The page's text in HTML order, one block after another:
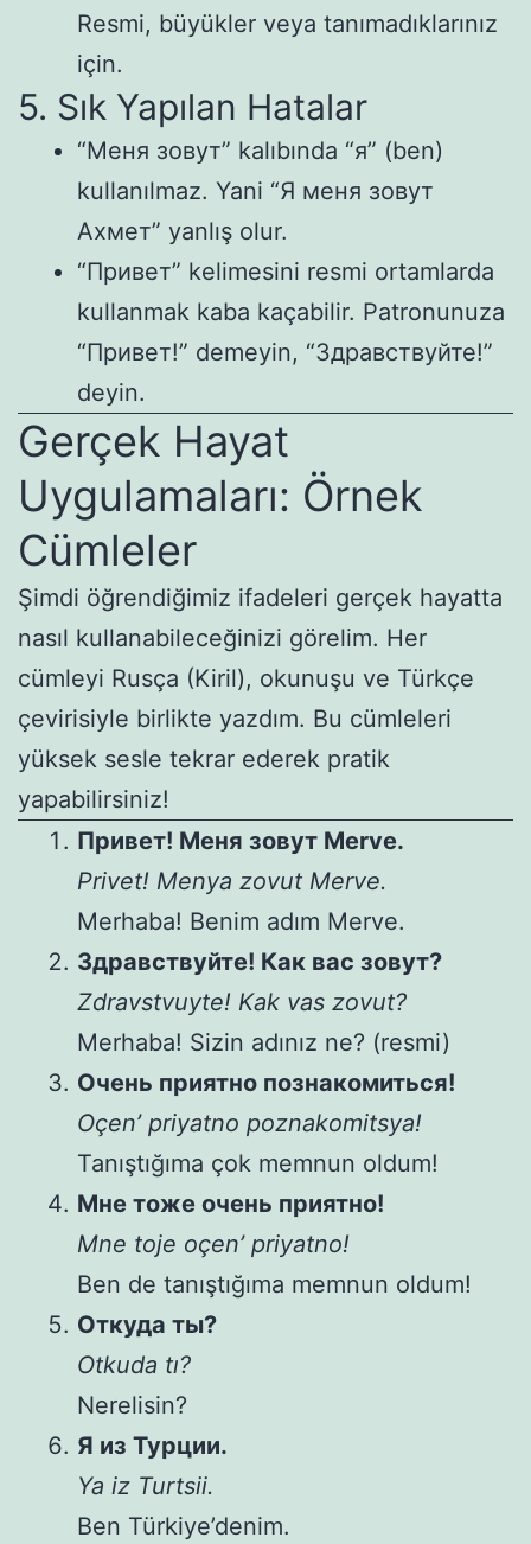
Resmi, büyükler veya tanımadıklarınız
için.
5. Sık Yapılan Hatalar
“Меня зовут” kalıbında “я” (ben)
kullanılmaz. Yani “Я меня зовут
Ахмет” yanlış olur.
“Привет” kelimesini resmi ortamlarda
kullanmak kaba kaçabilir. Patronunuza
“Привет!” demeyin, “Здравствуйте!”
deyin.
Gerçek Hayat
Uygulamaları: Örnek
Cümleler
Şimdi öğrendiğimiz ifadeleri gerçek hayatta
nasıl kullanabileceğinizi görelim. Her
cümleyi Rusça (Kiril), okunuşu ve Türkçe
çevirisiyle birlikte yazdım. Bu cümleleri
yüksek sesle tekrar ederek pratik
yapabilirsiniz!
Привет! Меня зовут Мerve.
Privet! Menya zovut Merve.
Merhaba! Benim adım Merve.
Здравствуйте! Как вас зовут?
Zdravstvuyte! Kak vas zovut?
Merhaba! Sizin adınız ne? (resmi)
Очень приятно познакомиться!
Oçen’ priyatno poznakomitsya!
Tanıştığıma çok memnun oldum!
Мне тоже очень приятно!
Mne toje oçen’ priyatno!
Ben de tanıştığıma memnun oldum!
Откуда ты?
Otkuda tı?
Nerelisin?
Я из Турции.
Ya iz Turtsii.
Ben Türkiye’denim.